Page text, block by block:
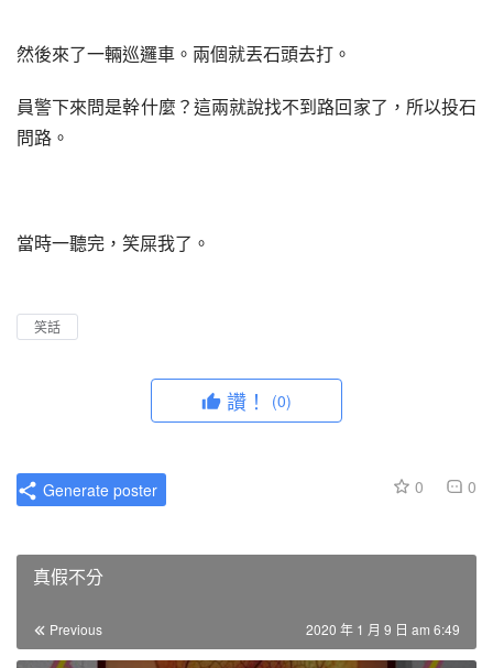
然後來了一輛巡邏車。兩個就丟石頭去打。
員警下來問是幹什麼？這兩就說找不到路回家了，所以投石
問路。
當時一聽完，笑屎我了。
笑話
讚！ (0)
0 0
Generate poster
真假不分
Previous 2020 年 1 月 9 日 am 6:49